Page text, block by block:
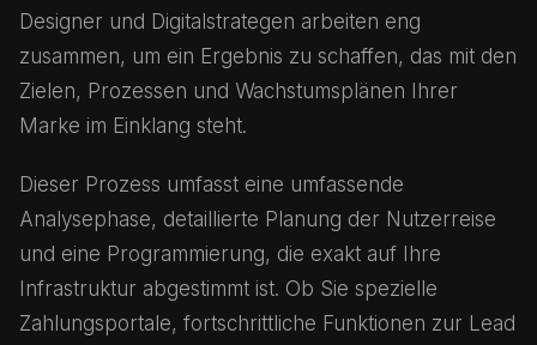
Designer und Digitalstrategen arbeiten eng
zusammen, um ein Ergebnis zu schaffen, das mit den
Zielen, Prozessen und Wachstumsplänen Ihrer
Marke im Einklang steht.
Dieser Prozess umfasst eine umfassende
Analysephase, detaillierte Planung der Nutzerreise
und eine Programmierung, die exakt auf Ihre
Infrastruktur abgestimmt ist. Ob Sie spezielle
Zahlungsportale, fortschrittliche Funktionen zur Lead